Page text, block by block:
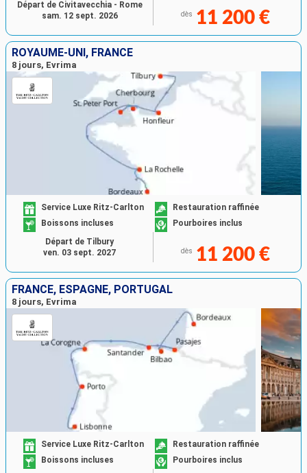
dès 11 200 €
Départ de Civitavecchia - Rome
sam. 12 sept. 2026
ROYAUME-UNI, FRANCE
8 jours, Evrima
Service Luxe Ritz-Carlton
Restauration raffinée
Boissons incluses
Pourboires inclus
dès 11 200 €
Départ de Tilbury
ven. 03 sept. 2027
FRANCE, ESPAGNE, PORTUGAL
8 jours, Evrima
Service Luxe Ritz-Carlton
Restauration raffinée
Boissons incluses
Pourboires inclus